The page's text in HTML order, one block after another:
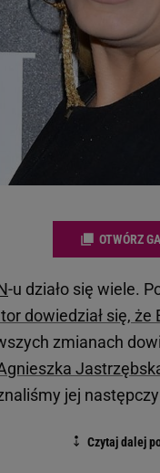
OTWÓRZ
-u działo się wiele.
dowiedział się,
zmianach
jej